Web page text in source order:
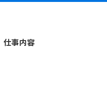
仕事内容